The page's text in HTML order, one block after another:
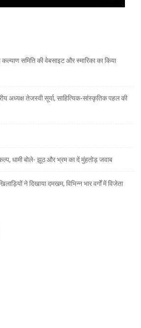
समिति की वेबसाइट और स्मारिका का किया
अध्यक्ष तेजस्वी सूर्या, साहित्यिक-सांस्कृतिक पहल की
धामी बोले- झूठ और भ्रम का दें मुंहतोड़ जवाब
ने दिखाया दमखम, विभिन्न भार वर्गों में विजेता